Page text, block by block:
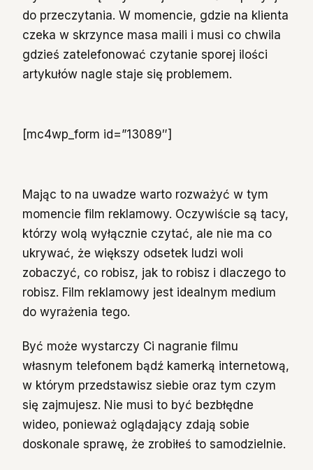
do przeczytania. W momencie, gdzie na klienta
czeka w skrzynce masa maili i musi co chwila
gdzieś zatelefonować czytanie sporej ilości
artykułów nagle staje się problemem.
[mc4wp_form id=”13089″]
Mając to na uwadze warto rozważyć w tym
momencie film reklamowy. Oczywiście są tacy,
którzy wolą wyłącznie czytać, ale nie ma co
ukrywać, że większy odsetek ludzi woli
zobaczyć, co robisz, jak to robisz i dlaczego to
robisz. Film reklamowy jest idealnym medium
do wyrażenia tego.
Być może wystarczy Ci nagranie filmu
własnym telefonem bądź kamerką internetową,
w którym przedstawisz siebie oraz tym czym
się zajmujesz. Nie musi to być bezbłędne
wideo, ponieważ oglądający zdają sobie
doskonale sprawę, że zrobiłeś to samodzielnie.